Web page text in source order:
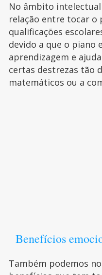
No âmbito
relação entre tocar o
qualificações
devido a que o piano
aprendizagem e
certas destrezas tão
matemáticos ou a
Benefícios
Também podemos